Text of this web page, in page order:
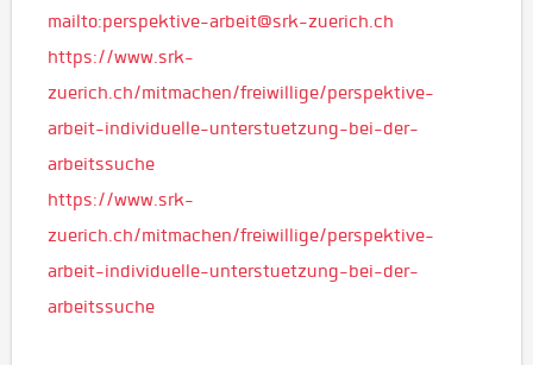
mailto:perspektive-arbeit@srk-zuerich.ch
https://www.srk-
zuerich.ch/mitmachen/freiwillige/perspektive-
arbeit-individuelle-unterstuetzung-bei-der-
arbeitssuche
https://www.srk-
zuerich.ch/mitmachen/freiwillige/perspektive-
arbeit-individuelle-unterstuetzung-bei-der-
arbeitssuche